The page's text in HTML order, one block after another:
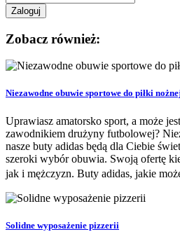
Zobacz również:
Niezawodne obuwie sportowe do piłki
Uprawiasz amatorsko sport, a może
zawodnikiem drużyny futbolowej?
nasze buty adidas będą dla Ciebie
szeroki wybór obuwia. Swoją ofertę
jak i mężczyzn. Buty adidas, jakie
Solidne wyposażenie pizzerii